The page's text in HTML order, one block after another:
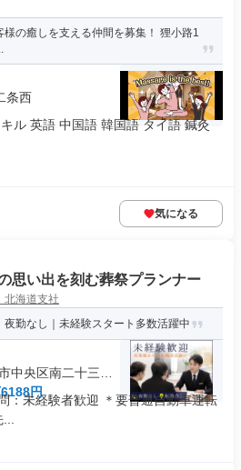
様の癒しを支える仲間を募集！ 狸小路1
条西
ル 英語 中国語 韓国語 タイ語 鍼灸
気になる
思い出を刻む葬祭プランナー
海道支社
勤なし｜未経験スタート多数活躍中
中央区南二十三条
円
：未経験者歓迎 ＊要普通自動車運転